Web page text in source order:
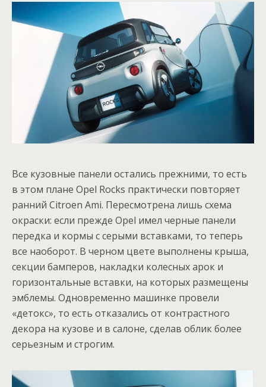
Все кузовные панели остались прежними, то есть
в этом плане Opel Rocks практически повторяет
ранний Citroen Ami. Пересмотрена лишь схема
окраски: если прежде Opel имел черные панели
передка и кормы с серыми вставками, то теперь
все наоборот. В черном цвете выполнены крыша,
секции бамперов, накладки колесных арок и
горизонтальные вставки, на которых размещены
эмблемы. Одновременно машинке провели
«детокс», то есть отказались от контрастного
декора на кузове и в салоне, сделав облик более
серьезным и строгим.